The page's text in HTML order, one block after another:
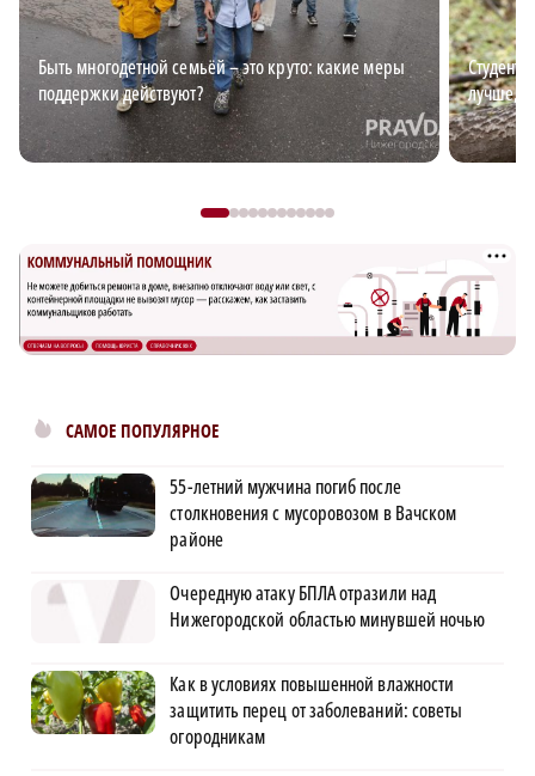
Быть многодетной семьёй – это круто: какие меры
поддержки действуют?
лучше,
САМОЕ ПОПУЛЯРНОЕ
55-летний мужчина погиб после
столкновения с мусоровозом в Вачском
районе
Очередную атаку БПЛА отразили над
Нижегородской областью минувшей ночью
Как в условиях повышенной влажности
защитить перец от заболеваний: советы
огородникам